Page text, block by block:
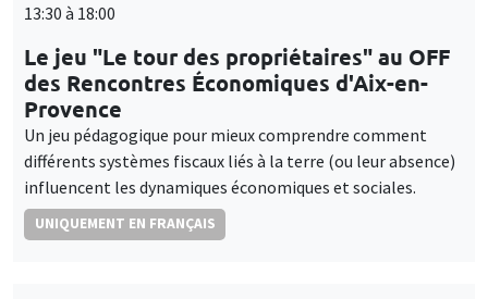
13:30 à 18:00
Le jeu "Le tour des propriétaires" au OFF
des Rencontres Économiques d'Aix-en-
Provence
Un jeu pédagogique pour mieux comprendre comment
différents systèmes fiscaux liés à la terre (ou leur absence)
influencent les dynamiques économiques et sociales.
UNIQUEMENT EN FRANÇAIS